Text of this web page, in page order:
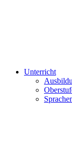
Unterricht